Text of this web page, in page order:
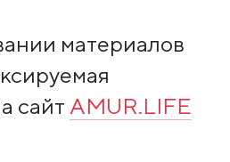
материалов
сайт AMUR.LIFE